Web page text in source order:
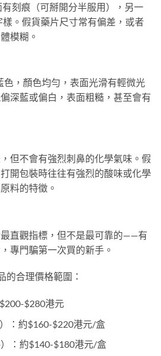
刻痕（可掰開分半服用），另一
樣。假貨藥片尺寸常有偏差，或者
模糊。
色，顏色均勻，表面光滑有輕微光
深藍或偏白，表面粗糙，甚至會有
但不會有強烈刺鼻的化學氣味。假
開包裝時往往有強烈的酸味或化學
料的特徵。
直觀指標，但不是最可靠的——有
專門騙第一次買的新手。
的合理價格範圍：
$280港元
：約$160-$220港元/盒
：約$140-$180港元/盒